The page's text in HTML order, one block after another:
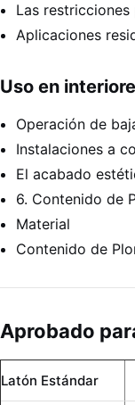
Las
Aplicaciones
Uso en
Operación de
Instalaciones a
El acabado
6. Contenido de
Material
Contenido de
Aprobado
Latón Estándar